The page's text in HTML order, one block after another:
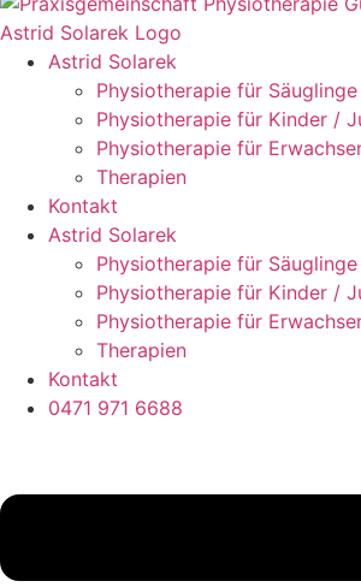
Astrid Solarek
Physiotherapie für Säuglinge
Physiotherapie für Kinder /
Physiotherapie für
Therapien
Kontakt
Astrid Solarek
Physiotherapie für Säuglinge
Physiotherapie für Kinder /
Physiotherapie für
Therapien
Kontakt
0471 971 6688